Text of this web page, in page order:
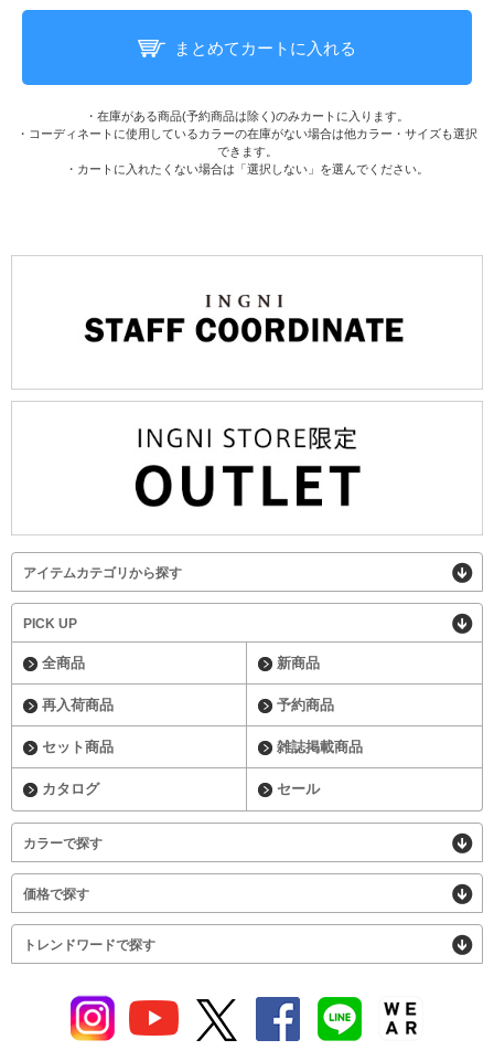
まとめてカートに入れる
・在庫がある商品(予約商品は除く)のみカートに入ります。
・コーディネートに使用しているカラーの在庫がない場合は他カラー・サイズも選択
できます。
・カートに入れたくない場合は「選択しない」を選んでください。
アイテムカテゴリから探す
PICK UP
全商品 新商品
再入荷商品 予約商品
セット商品 雑誌掲載商品
カタログ セール
カラーで探す
価格で探す
トレンドワードで探す